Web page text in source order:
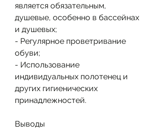
является обязательным,
душевые, особенно в бассейнах
и душевых;
- Регулярное проветривание
обуви;
- Использование
индивидуальных полотенец и
других гигиенических
принадлежностей.
Выводы